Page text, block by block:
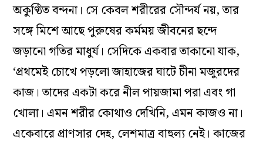
অকুণ্ঠিত বন্দনা। সে কেবল শরীরের সৌন্দর্য নয়, তার
সঙ্গে মিশে আছে পুরুষের কর্মময় জীবনের ছন্দে
জড়ানো গতির মাধুর্য। সেদিকে একবার তাকানো যাক,
‘প্রথমেই চোখে পড়লো জাহাজের ঘাটে চীনা মজুরদের
কাজ। তাদের একটা করে নীল পায়জামা পরা এবং গা
খোলা। এমন শরীর কোথাও দেখিনি, এমন কাজও না।
একেবারে প্রাণসার দেহ, লেশমাত্র বাহুল্য নেই। কাজের